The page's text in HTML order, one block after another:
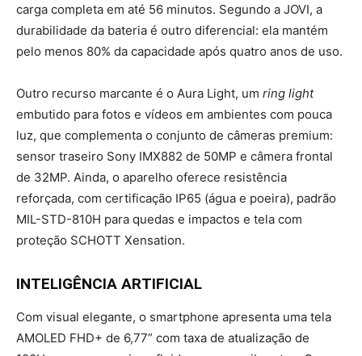
carga completa em até 56 minutos. Segundo a JOVI, a
durabilidade da bateria é outro diferencial: ela mantém
pelo menos 80% da capacidade após quatro anos de uso.
Outro recurso marcante é o Aura Light, um ring light
embutido para fotos e vídeos em ambientes com pouca
luz, que complementa o conjunto de câmeras premium:
sensor traseiro Sony IMX882 de 50MP e câmera frontal
de 32MP. Ainda, o aparelho oferece resistência
reforçada, com certificação IP65 (água e poeira), padrão
MIL-STD-810H para quedas e impactos e tela com
proteção SCHOTT Xensation.
INTELIGÊNCIA ARTIFICIAL
Com visual elegante, o smartphone apresenta uma tela
AMOLED FHD+ de 6,77” com taxa de atualização de